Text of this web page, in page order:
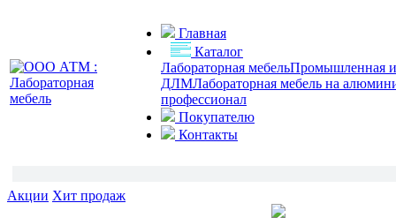
Главная
Каталог
Лабораторная мебельПромышленная и
ДЛМЛабораторная мебель на
профессионал
Покупателю
Контакты
Акции Хит продаж